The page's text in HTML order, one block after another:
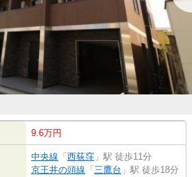
9.6万円
中央線 「 西荻窪 」駅 徒歩11分
京王井の頭線 「 三鷹台 」駅 徒歩18分